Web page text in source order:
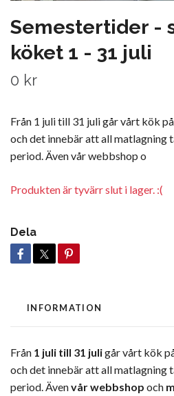
Semestertider -
köket 1 - 31 juli
0 kr
Från 1 juli till 31 juli går vårt kök
och det innebär att all matlagning
period. Även vår webbshop o
Produkten är tyvärr slut i lager. :(
Dela
INFORMATION
Från 1 juli till 31 juligår vårt kök
och det innebär att all matlagning
period. Ävenvår webbshop och